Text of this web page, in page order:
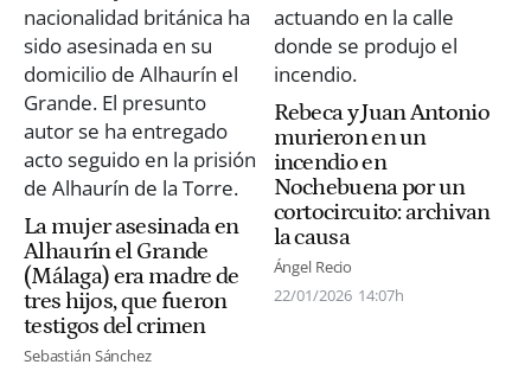
La mujer asesinada en
Alhaurín el Grande
(Málaga) era madre de
tres hijos, que fueron
testigos del crimen
Sebastián Sánchez
Rebeca y Juan Antonio
murieron en un
incendio en
Nochebuena por un
cortocircuito: archivan
la causa
Ángel Recio
22/01/2026 14:07h